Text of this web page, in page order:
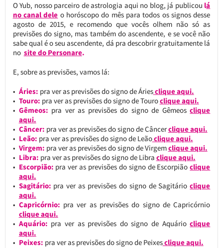
O Yub, nosso parceiro de astrologia aqui no blog, já publicou lá
no canal dele o horóscopo do mês para todos os signos desse
agosto de 2015, e recomendo que vocês olhem não só as
previsões do signo, mas também do ascendente, e se você não
sabe qual é o seu ascendente, dá pra descobrir gratuitamente lá
no site do Personare.
E, sobre as previsões, vamos lá:
Áries: pra ver as previsões do signo de Áriesclique aqui.
Touro: pra ver as previsões do signo de Touroclique aqui.
Gêmeos: pra ver as previsões do signo de Gêmeosclique
aqui.
Câncer: pra ver as previsões do signo de Câncerclique aqui.
Leão: pra ver as previsões do signo de Leãoclique aqui.
Virgem: pra ver as previsões do signo de Virgemclique aqui.
Libra: pra ver as previsões do signo de Libra clique aqui.
Escorpião: pra ver as previsões do signo de Escorpiãoclique
aqui.
Sagitário: pra ver as previsões do signo de Sagitárioclique
aqui.
Capricórnio: pra ver as previsões do signo de Capricórnio
clique aqui.
Aquário: pra ver as previsões do signo de Aquário clique
aqui.
Peixes: pra ver as previsões do signo de Peixesclique aqui.